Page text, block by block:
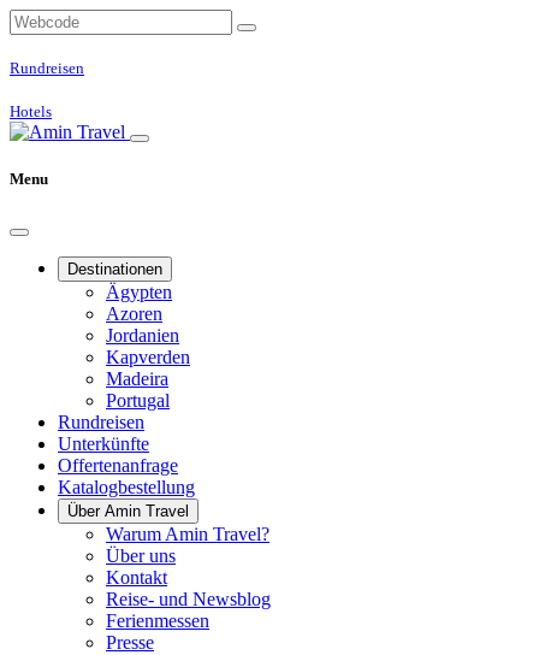
Rundreisen
Hotels
Menu
Destinationen
Ägypten
Azoren
Jordanien
Kapverden
Madeira
Portugal
Rundreisen
Unterkünfte
Offertenanfrage
Katalogbestellung
Über Amin Travel
Warum Amin Travel?
Über uns
Kontakt
Reise- und Newsblog
Ferienmessen
Presse